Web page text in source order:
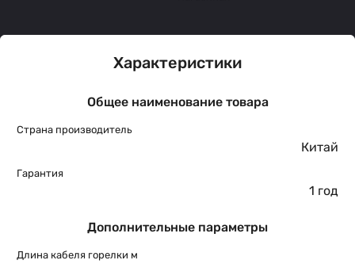
Характеристики
Общее наименование товара
Страна производитель
Китай
Гарантия
1 год
Дополнительные параметры
Длина кабеля горелки м